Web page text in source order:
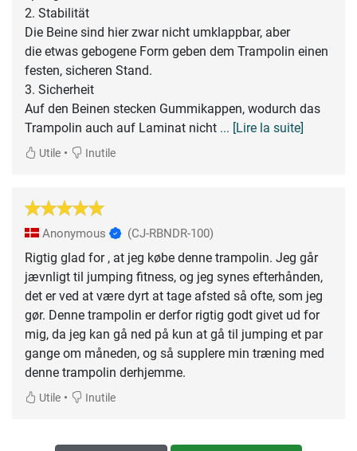
2. Stabilität
Die Beine sind hier zwar nicht umklappbar, aber
die etwas gebogene Form geben dem Trampolin einen
festen, sicheren Stand.
3. Sicherheit
Auf den Beinen stecken Gummikappen, wodurch das
Trampolin auch auf Laminat nicht ... [Lire la suite]
Utile • Inutile
Anonymous (CJ-RBNDR-100)
Rigtig glad for , at jeg købe denne trampolin. Jeg går
jævnligt til jumping fitness, og jeg synes efterhånden,
det er ved at være dyrt at tage afsted så ofte, som jeg
gør. Denne trampolin er derfor rigtig godt givet ud for
mig, da jeg kan gå ned på kun at gå til jumping et par
gange om måneden, og så supplere min træning med
denne trampolin derhjemme.
Utile • Inutile